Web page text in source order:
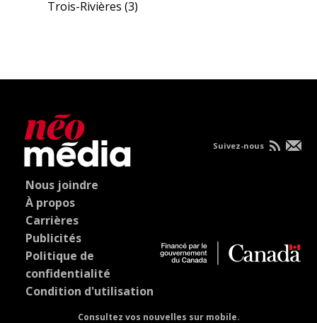
Trois-Rivières(3)
Nous joindre
À propos
Carrières
Publicités
Politique de
confidentialité
Condition d'utilisation
Consultez vos nouvelles sur mobile.
Suivez-nous